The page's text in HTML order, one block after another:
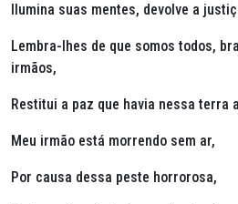
Ilumina suas mentes, devolve a
Lembra-lhes de que somos todos,
irmãos,
Restitui a paz que havia nessa terra
Meu irmão está morrendo sem ar,
Por causa dessa peste horrorosa,